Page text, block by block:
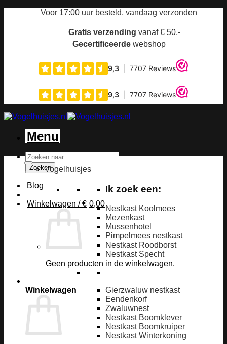
Voor 17:00 uur besteld, vandaag verzonden
Gratis verzending vanaf € 50,-
Gecertificeerdewebshop
Menu
Producten
zoeken
Zoeken
Blog
Winkelwagen /€ 0,00
Geen producten in de winkelwagen.
Winkelwagen
Vogelhuisjes
Ik zoek een:
Nestkast Koolmees
Mezenkast
Mussenhotel
Pimpelmees nestkast
Nestkast Roodborst
Nestkast Specht
Gierzwaluw nestkast
Eendenkorf
Zwaluwnest
Nestkast Boomklever
Nestkast Boomkruiper
Nestkast Winterkoning